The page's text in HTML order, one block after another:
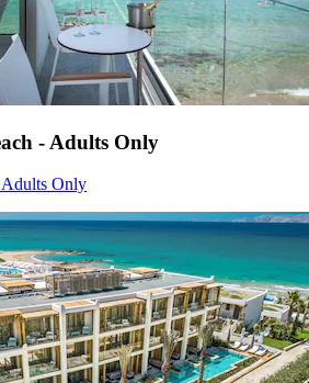
- Adults Only
Adults Only